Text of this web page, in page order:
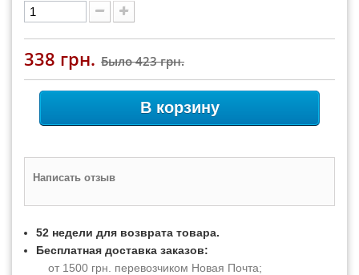
338 грн. Было423 грн.
В корзину
Написать отзыв
52 недели для возврата товара.
Бесплатная доставка заказов:
от 1500 грн. перевозчиком Новая Почта;